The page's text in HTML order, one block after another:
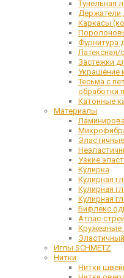
Тунельная
Держатели
Каркасы
Фурнитура
Латексная/
Застежки
Украшение
Тесьма с
обработки
Катонные
Материалы
Узкие
Кулирка
Кулирная
Кулирная
Кулирная
Бифлекс
Атлас-
Кружевные
Иглы SCHMETZ
Нитки
Нитки